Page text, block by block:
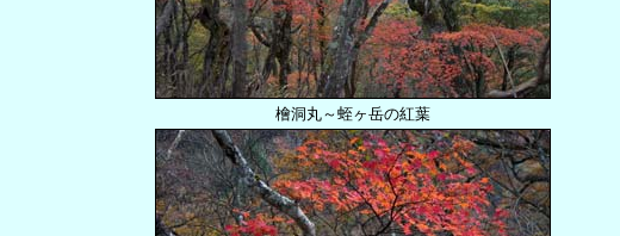
檜洞丸～蛭ヶ岳の紅葉